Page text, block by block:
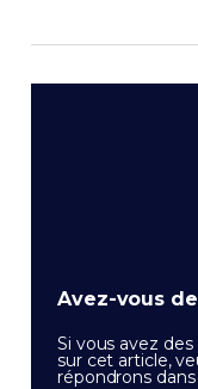
Avez-vous
Si vous avez
sur cet article,
répondrons